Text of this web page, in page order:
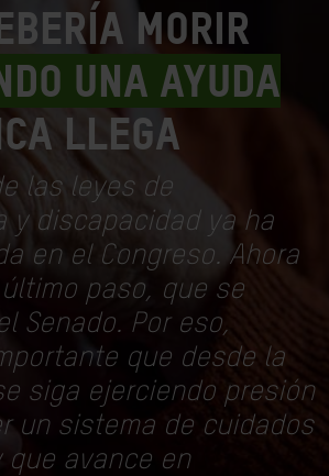
morir
una ayuda
llega
las leyes de
y discapacidad ya ha
en el Congreso. Ahora
paso, que se
Senado. Por eso,
que desde la
siga ejerciendo presión
un sistema de cuidados
avance en